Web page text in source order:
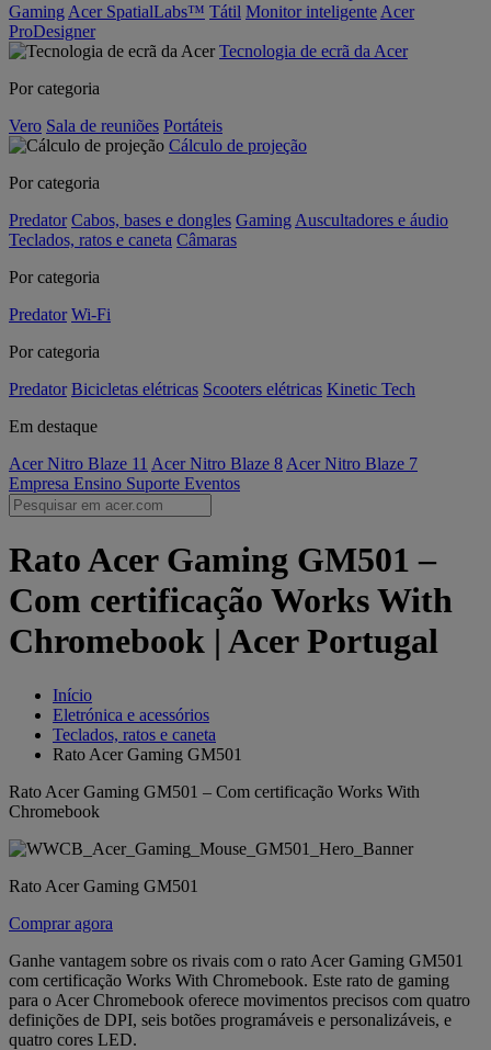
Gaming Acer SpatialLabs™ Tátil Monitor inteligente Acer
ProDesigner
Tecnologia de ecrã da Acer
Por categoria
Vero Sala de reuniões Portáteis
Cálculo de projeção
Por categoria
Predator Cabos, bases e dongles Gaming Auscultadores e áudio
Teclados, ratos e caneta Câmaras
Por categoria
Predator Wi-Fi
Por categoria
Predator Bicicletas elétricas Scooters elétricas Kinetic Tech
Em destaque
Acer Nitro Blaze 11 Acer Nitro Blaze 8 Acer Nitro Blaze 7
Empresa Ensino Suporte Eventos
Rato Acer Gaming GM501 –
Com certificação Works With
Chromebook | Acer Portugal
Início
Eletrónica e acessórios
Teclados, ratos e caneta
Rato Acer Gaming GM501
Rato Acer Gaming GM501 – Com certificação Works With
Chromebook
Rato Acer Gaming GM501
Comprar agora
Ganhe vantagem sobre os rivais com o rato Acer Gaming GM501
com certificação Works With Chromebook. Este rato de gaming
para o Acer Chromebook oferece movimentos precisos com quatro
definições de DPI, seis botões programáveis e personalizáveis, e
quatro cores LED.